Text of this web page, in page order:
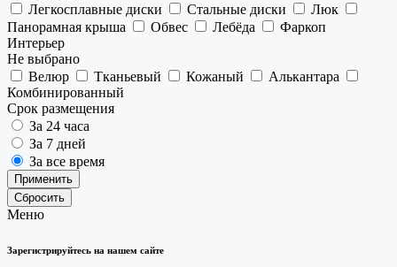
Легкосплавные диски
Стальные диски
Люк
Панорамная крыша
Обвес Лебёда
Фаркоп
Интерьер
Не выбрано
Велюр
Тканьевый Кожаный
Алькантара
Комбинированный
Срок размещения
За 24 часа
За 7 дней
За все время
Применить
Сбросить
Меню
Зарегистрируйтесь на нашем сайте